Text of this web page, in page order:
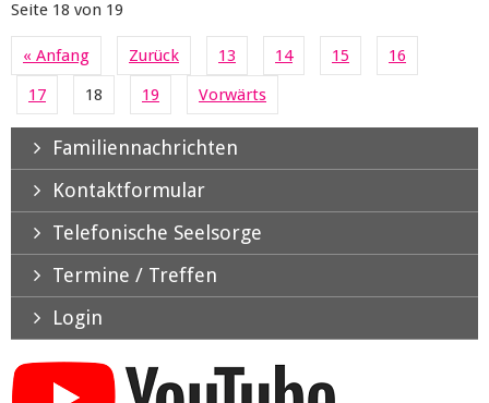
Seite 18 von 19
« Anfang Zurück 13 14 15
16
17
18 19 Vorwärts
Familiennachrichten
Kontaktformular
Telefonische Seelsorge
Termine / Treffen
Login